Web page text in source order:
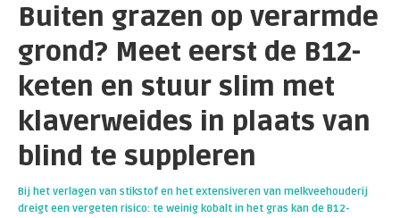
Buiten grazen op verarmde
grond? Meet eerst de B12-
keten en stuur slim met
klaverweides in plaats van
blind te suppleren
Bij het verlagen van stikstof en het extensiveren van melkveehouderij
dreigt een vergeten risico: te weinig kobalt in het gras kan de B12-